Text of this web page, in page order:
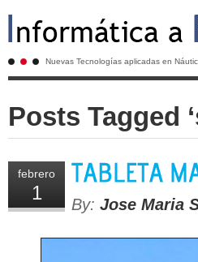
Nuevas Tecnologías aplicadas en
Posts Tagged
febrero
1
By: Jose Maria